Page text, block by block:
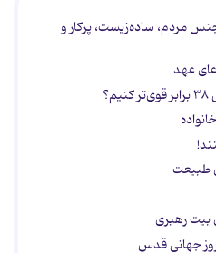
مردم، ساده‌زیست، پرکار و
عهد
طبیعت
بیت رهبری
جهانی قدس